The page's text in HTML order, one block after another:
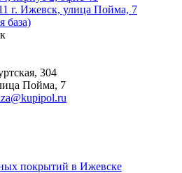
г. Ижевск, улица Пойма, 7
база)
304
Пойма, 7
покрытий в Ижевске